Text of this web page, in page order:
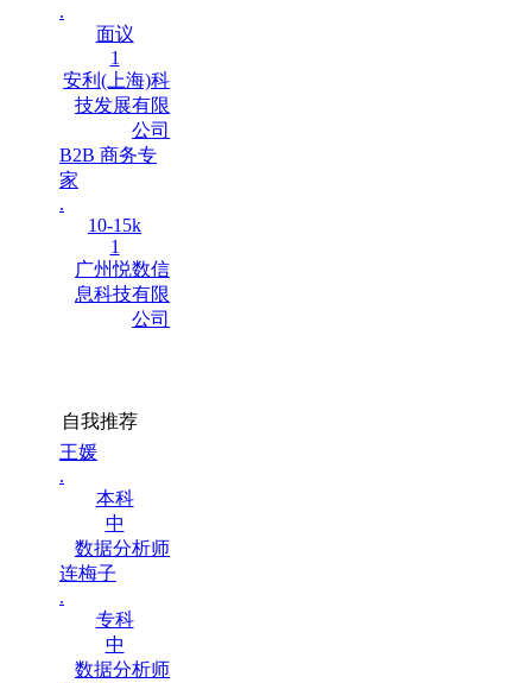
.
面议
1
安利(上海)科
技发展有限
公司
B2B 商务专
家
.
10-15k
1
广州悦数信
息科技有限
公司
自我推荐
王媛
.
本科
中
数据分析师
连梅子
.
专科
中
数据分析师